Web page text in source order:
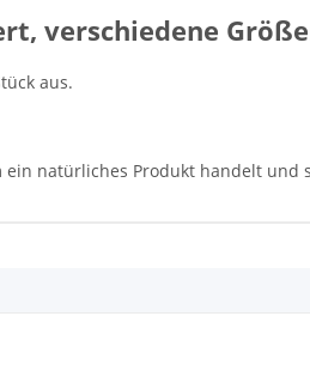
verschiedene
aus.
ein natürliches Produkt handelt